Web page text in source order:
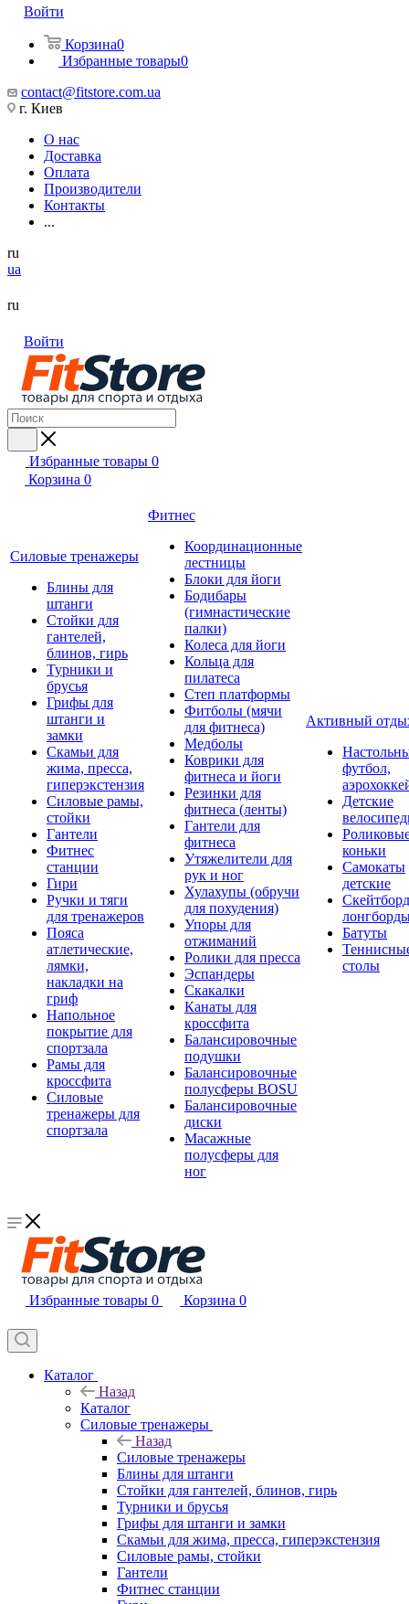
Войти
Корзина0
Избранные товары0
contact@fitstore.com.ua
г. Киев
О нас
Доставка
Оплата
Производители
Контакты
...
ru
ua
ru
Войти
Избранные товары 0
Корзина 0
Силовые тренажеры
Блины для
штанги
Стойки для
гантелей,
блинов, гирь
Турники и
брусья
Грифы для
штанги и
замки
Скамьи для
жима, пресса,
гиперэкстензия
Силовые рамы,
стойки
Гантели
Фитнес
станции
Гири
Ручки и тяги
для тренажеров
Пояса
атлетические,
лямки,
накладки на
гриф
Напольное
покрытие для
спортзала
Рамы для
кроссфита
Силовые
тренажеры для
спортзала
Фитнес
Координационные
лестницы
Блоки для йоги
Бодибары
(гимнастические
палки)
Колеса для йоги
Кольца для
пилатеса
Степ платформы
Фитболы (мячи
для фитнеса)
Медболы
Коврики для
фитнеса и йоги
Резинки для
фитнеса (ленты)
Гантели для
фитнеса
Утяжелители для
рук и ног
Хулахупы (обручи
для похудения)
Упоры для
отжиманий
Ролики для пресса
Эспандеры
Скакалки
Канаты для
кроссфита
Балансировочные
подушки
Балансировочные
полусферы BOSU
Балансировочные
диски
Масажные
полусферы для
ног
Активный
футбол,
Детские
коньки
Самокаты
детские
Батуты
столы
Избранные товары 0 Корзина 0
Каталог
Назад
Каталог
Силовые тренажеры
Назад
Силовые тренажеры
Блины для штанги
Стойки для гантелей, блинов, гирь
Турники и брусья
Грифы для штанги и замки
Скамьи для жима, пресса, гиперэкстензия
Силовые рамы, стойки
Гантели
Фитнес станции